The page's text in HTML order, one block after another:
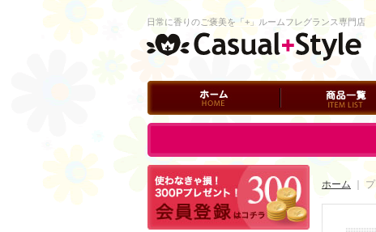
ホーム 商品一覧
日常に香りのご褒美を「+」ルームフレグランス専門店
ログイン ホーム ｜